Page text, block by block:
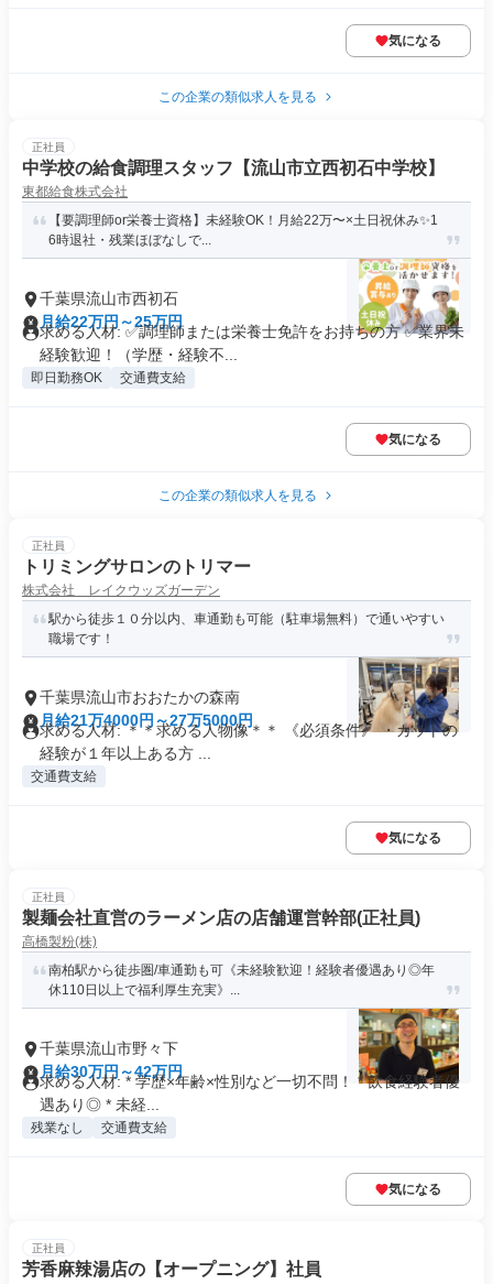
気になる
この企業の類似求人を見る
正社員
中学校の給食調理スタッフ【流山市立西初石中学校】
東都給食株式会社
【要調理師or栄養士資格】未経験OK！月給22万〜×土日祝休み✨1
6時退社・残業ほぼなしで...
千葉県流山市西初石
月給22万円～25万円
求める人材: ✅調理師または栄養士免許をお持ちの方 ✅業界未
経験歓迎！（学歴・経験不...
即日勤務OK 交通費支給
気になる
この企業の類似求人を見る
正社員
トリミングサロンのトリマー
株式会社 レイクウッズガーデン
駅から徒歩１０分以内、車通勤も可能（駐車場無料）で通いやすい
職場です！
千葉県流山市おおたかの森南
月給21万4000円～27万5000円
求める人材: ＊＊求める人物像＊＊ 《必須条件》 ・カットの
経験が１年以上ある方 ...
交通費支給
気になる
正社員
製麺会社直営のラーメン店の店舗運営幹部(正社員)
高橋製粉(株)
南柏駅から徒歩圏/車通勤も可《未経験歓迎！経験者優遇あり◎年
休110日以上で福利厚生充実》...
千葉県流山市野々下
月給30万円～42万円
求める人材: * 学歴×年齢×性別など一切不問！ * 飲食経験者優
遇あり◎ * 未経...
残業なし 交通費支給
気になる
正社員
芳香麻辣湯店の【オープニング】社員